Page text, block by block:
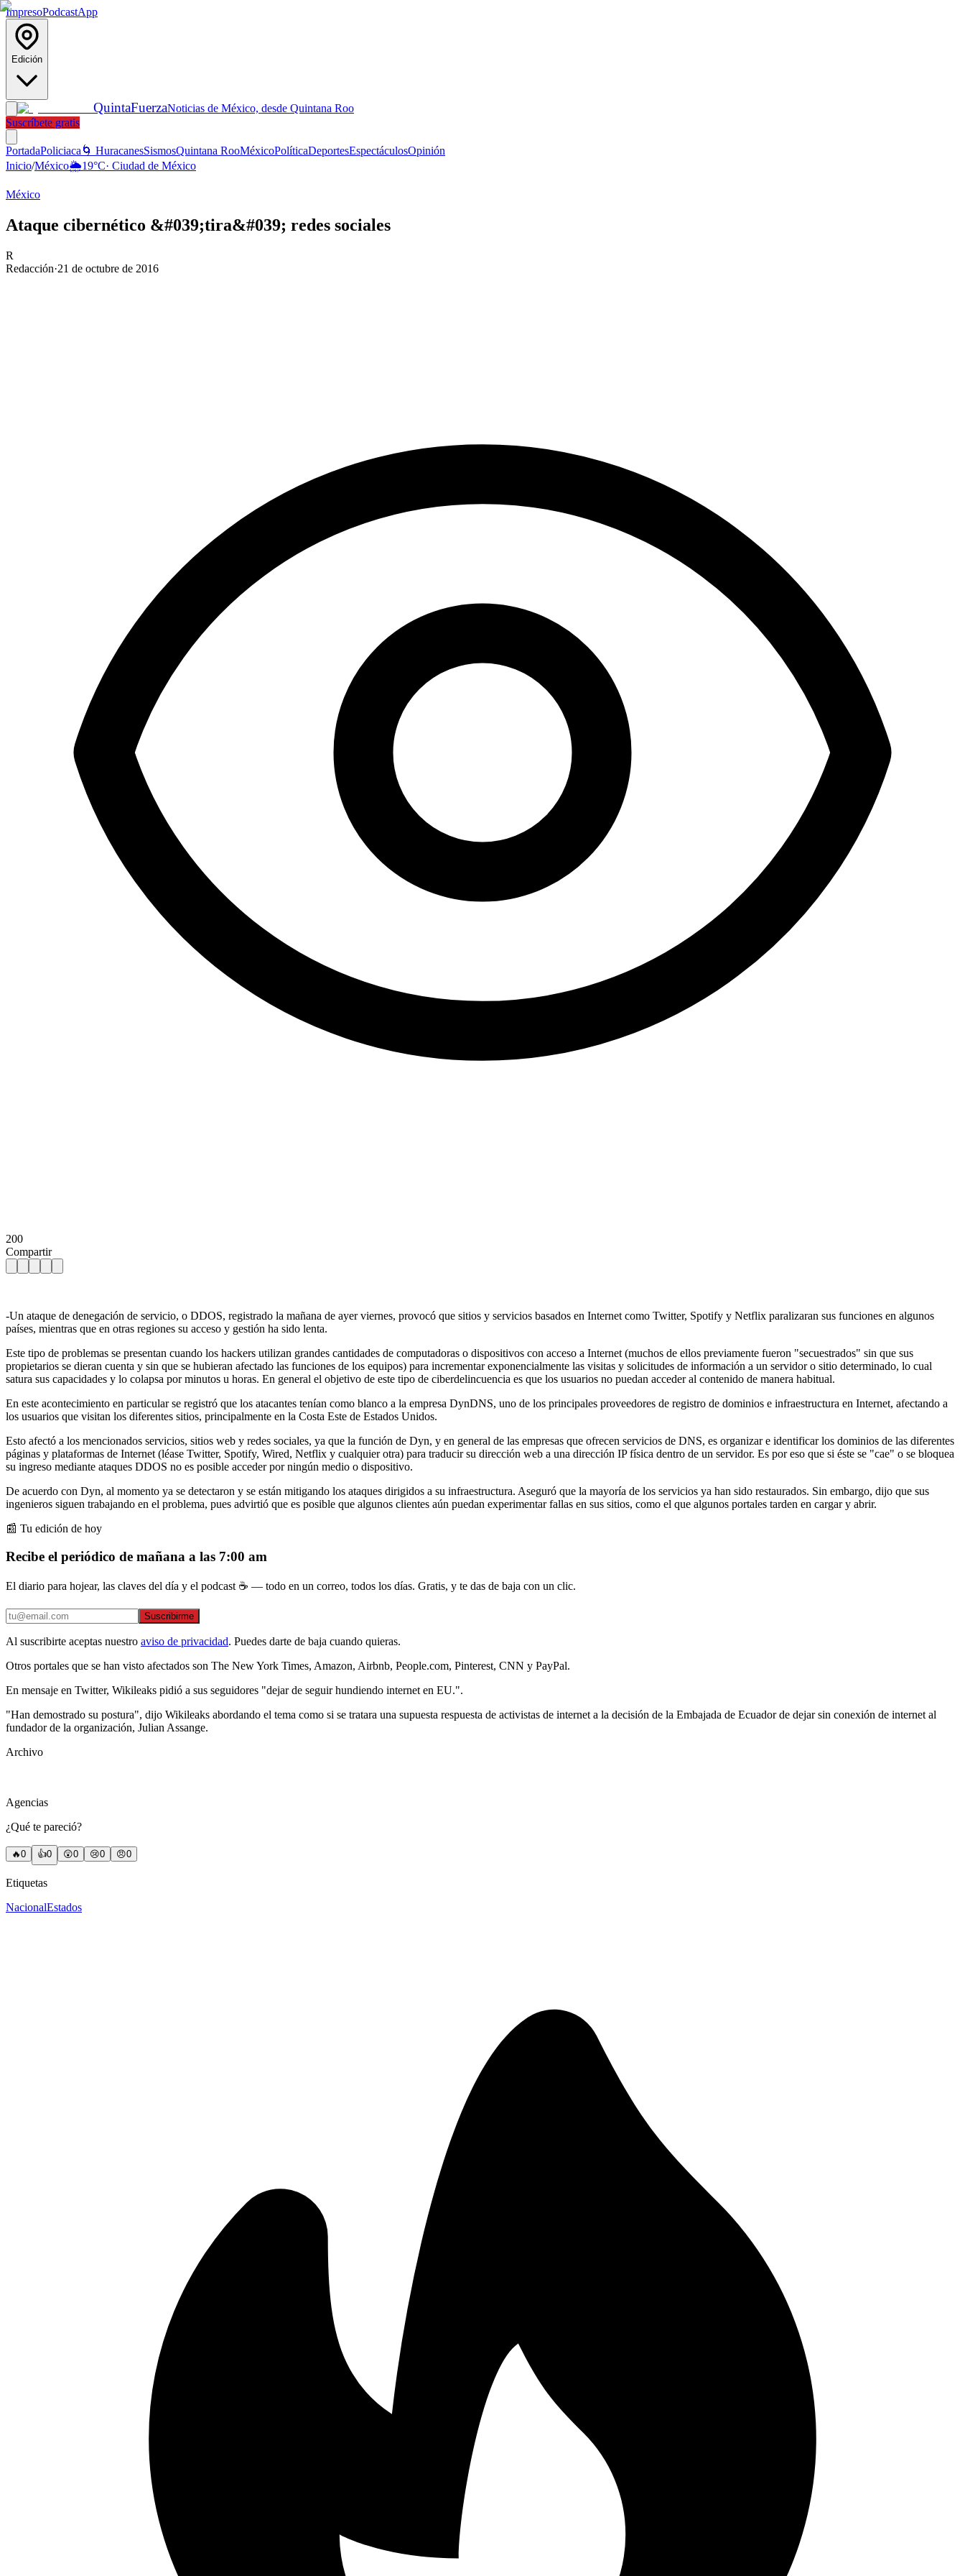
ImpresoPodcastApp
Edición
QuintaFuerzaNoticias de México, desde Quintana Roo
Suscríbete gratis
PortadaPoliciaca 🌀 HuracanesSismosQuintana RooMéxicoPolíticaDeportesEspectáculosOpinión
Inicio/México🌦️19°C· Ciudad de México
México
Ataque cibernético &#039;tira&#039; redes sociales
R
Redacción·21 de octubre de 2016
200
Compartir
-Un ataque de denegación de servicio, o DDOS, registrado la mañana de ayer viernes, provocó que sitios y servicios basados en Internet como Twitter, Spotify y Netflix paralizaran sus funciones en algunos
países, mientras que en otras regiones su acceso y gestión ha sido lenta.
Este tipo de problemas se presentan cuando los hackers utilizan grandes cantidades de computadoras o dispositivos con acceso a Internet (muchos de ellos previamente fueron "secuestrados" sin que sus
propietarios se dieran cuenta y sin que se hubieran afectado las funciones de los equipos) para incrementar exponencialmente las visitas y solicitudes de información a un servidor o sitio determinado, lo cual
satura sus capacidades y lo colapsa por minutos u horas. En general el objetivo de este tipo de ciberdelincuencia es que los usuarios no puedan acceder al contenido de manera habitual.
En este acontecimiento en particular se registró que los atacantes tenían como blanco a la empresa DynDNS, uno de los principales proveedores de registro de dominios e infraestructura en Internet, afectando a
los usuarios que visitan los diferentes sitios, principalmente en la Costa Este de Estados Unidos.
Esto afectó a los mencionados servicios, sitios web y redes sociales, ya que la función de Dyn, y en general de las empresas que ofrecen servicios de DNS, es organizar e identificar los dominios de las diferentes
páginas y plataformas de Internet (léase Twitter, Spotify, Wired, Netflix y cualquier otra) para traducir su dirección web a una dirección IP física dentro de un servidor. Es por eso que si éste se "cae" o se bloquea
su ingreso mediante ataques DDOS no es posible acceder por ningún medio o dispositivo.
De acuerdo con Dyn, al momento ya se detectaron y se están mitigando los ataques dirigidos a su infraestructura. Aseguró que la mayoría de los servicios ya han sido restaurados. Sin embargo, dijo que sus
ingenieros siguen trabajando en el problema, pues advirtió que es posible que algunos clientes aún puedan experimentar fallas en sus sitios, como el que algunos portales tarden en cargar y abrir.
📰 Tu edición de hoy
Recibe el periódico de mañana a las 7:00 am
El diario para hojear, las claves del día y el podcast ☕ — todo en un correo, todos los días. Gratis, y te das de baja con un clic.
Suscribirme
Al suscribirte aceptas nuestro aviso de privacidad. Puedes darte de baja cuando quieras.
Otros portales que se han visto afectados son The New York Times, Amazon, Airbnb, People.com, Pinterest, CNN y PayPal.
En mensaje en Twitter, Wikileaks pidió a sus seguidores "dejar de seguir hundiendo internet en EU.".
"Han demostrado su postura", dijo Wikileaks abordando el tema como si se tratara una supuesta respuesta de activistas de internet a la decisión de la Embajada de Ecuador de dejar sin conexión de internet al
fundador de la organización, Julian Assange.
Archivo
Agencias
¿Qué te pareció?
🔥0 👍0 😲0 😢0 😠0
Etiquetas
NacionalEstados